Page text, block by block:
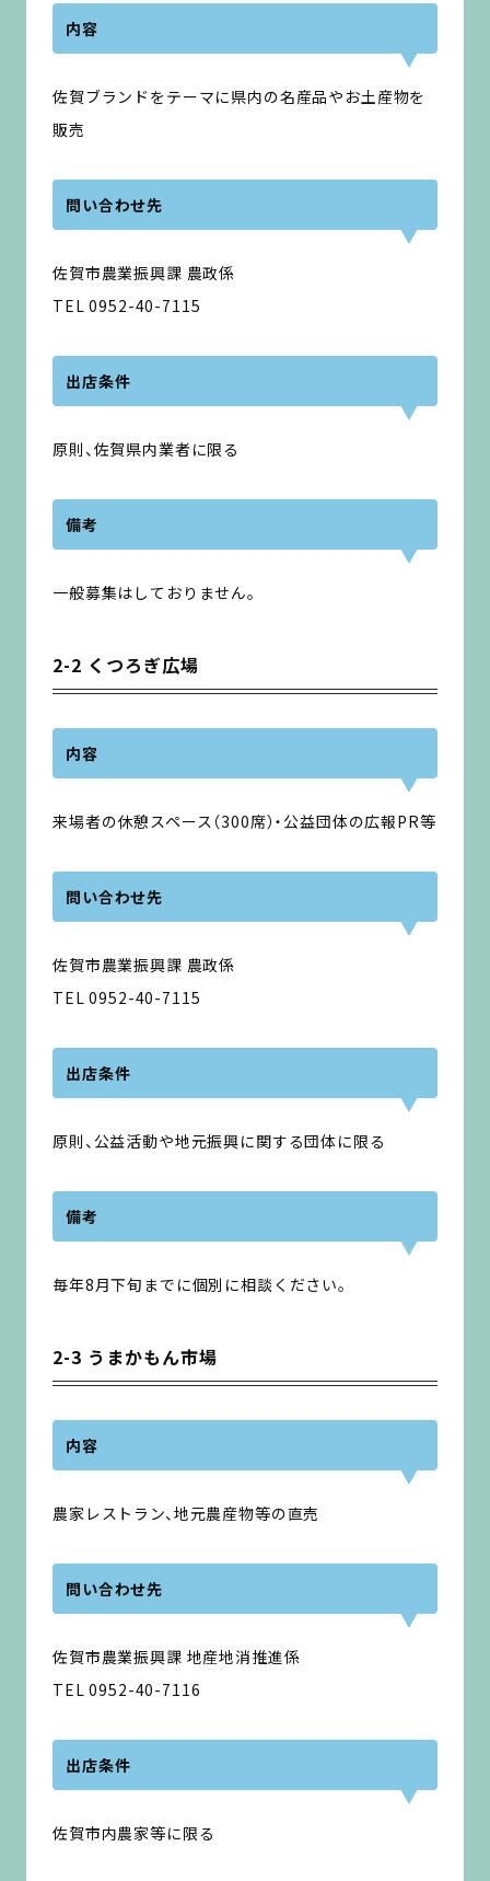
内容
佐賀ブランドをテーマに県内の名産品やお土産物を
販売
問い合わせ先
佐賀市農業振興課 農政係
TEL 0952-40-7115
出店条件
原則、佐賀県内業者に限る
備考
一般募集はしておりません。
2-2 くつろぎ広場
内容
来場者の休憩スペース（300席）・公益団体の広報PR等
問い合わせ先
佐賀市農業振興課 農政係
TEL 0952-40-7115
出店条件
原則、公益活動や地元振興に関する団体に限る
備考
毎年8月下旬までに個別に相談ください。
2-3 うまかもん市場
内容
農家レストラン、地元農産物等の直売
問い合わせ先
佐賀市農業振興課 地産地消推進係
TEL 0952-40-7116
出店条件
佐賀市内農家等に限る